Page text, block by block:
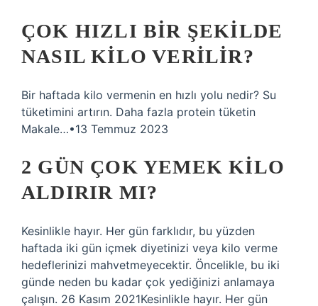
ÇOK HIZLI BIR ŞEKILDE
NASIL KILO VERILIR?
Bir haftada kilo vermenin en hızlı yolu nedir? Su
tüketimini artırın. Daha fazla protein tüketin
Makale…•13 Temmuz 2023
2 GÜN ÇOK YEMEK KILO
ALDIRIR MI?
Kesinlikle hayır. Her gün farklıdır, bu yüzden
haftada iki gün içmek diyetinizi veya kilo verme
hedeflerinizi mahvetmeyecektir. Öncelikle, bu iki
günde neden bu kadar çok yediğinizi anlamaya
çalışın. 26 Kasım 2021Kesinlikle hayır. Her gün